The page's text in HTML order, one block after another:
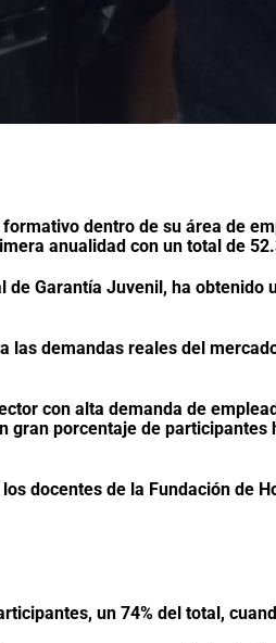
dentro de su área de
anualidad con un total de
Garantía Juvenil, ha obtenido
demandas reales del
con alta demanda de
porcentaje de participantes
docentes de la Fundación de
un 74% del total,